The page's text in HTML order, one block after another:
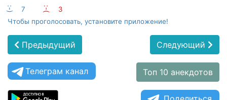
:-) 7 :-(
3
Чтобы проголосовать, установите приложение!
Предыдущий Следующий
Телеграм канал Топ 10 анекдотов